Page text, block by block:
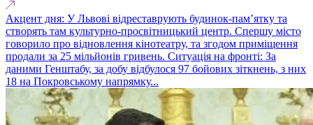
Акцент дня: У Львові відреставрують будинок-пам’ятку та
створять там культурно-просвітницький центр. Спершу місто
говорило про відновлення кінотеатру, та згодом приміщення
продали за 25 мільйонів гривень. Ситуація на фронті: За
даними Генштабу, за добу відбулося 97 бойових зіткнень, з них
18 на Покровському напрямку...